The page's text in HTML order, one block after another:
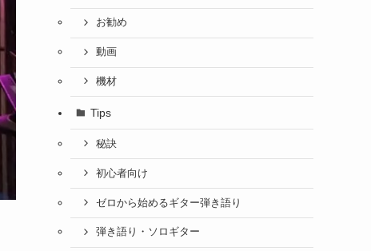
お勧め
動画
機材
Tips
秘訣
初心者向け
ゼロから始めるギター弾き語り
弾き語り・ソロギター